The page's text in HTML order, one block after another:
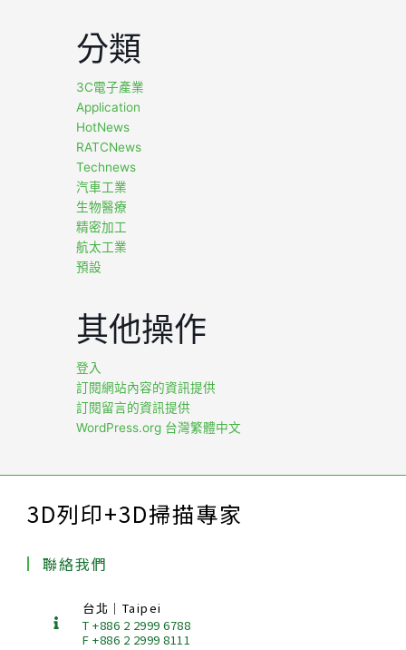
分類
3C電子產業
Application
HotNews
RATCNews
Technews
汽車工業
生物醫療
精密加工
航太工業
預設
其他操作
登入
訂閱網站內容的資訊提供
訂閱留言的資訊提供
WordPress.org 台灣繁體中文
3D列印+3D掃描專家
聯絡我們
台北｜Taipei
T +886 2 2999 6788
F +886 2 2999 8111